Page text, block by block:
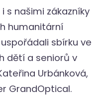
s našimi zákazníky
humanitární
sbírku ve
dětí a seniorů v
Urbánková,
GrandOptical.